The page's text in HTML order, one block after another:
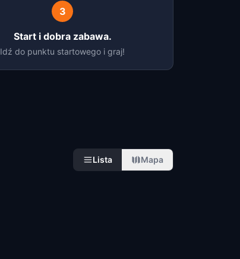
3
Start i dobra zabawa.
Idź do punktu startowego i graj!
Lista Mapa